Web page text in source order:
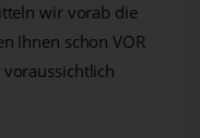
wir vorab die
Ihnen schon VOR